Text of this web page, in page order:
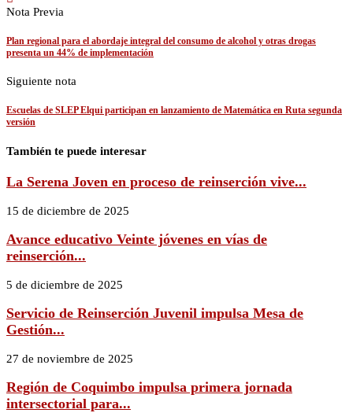
Nota Previa
Plan regional para el abordaje integral del consumo de alcohol y otras drogas
presenta un 44% de implementación
Siguiente nota
Escuelas de SLEP Elqui participan en lanzamiento de Matemática en Ruta segunda
versión
También te puede interesar
La Serena Joven en proceso de reinserción vive...
15 de diciembre de 2025
Avance educativo Veinte jóvenes en vías de
reinserción...
5 de diciembre de 2025
Servicio de Reinserción Juvenil impulsa Mesa de
Gestión...
27 de noviembre de 2025
Región de Coquimbo impulsa primera jornada
intersectorial para...